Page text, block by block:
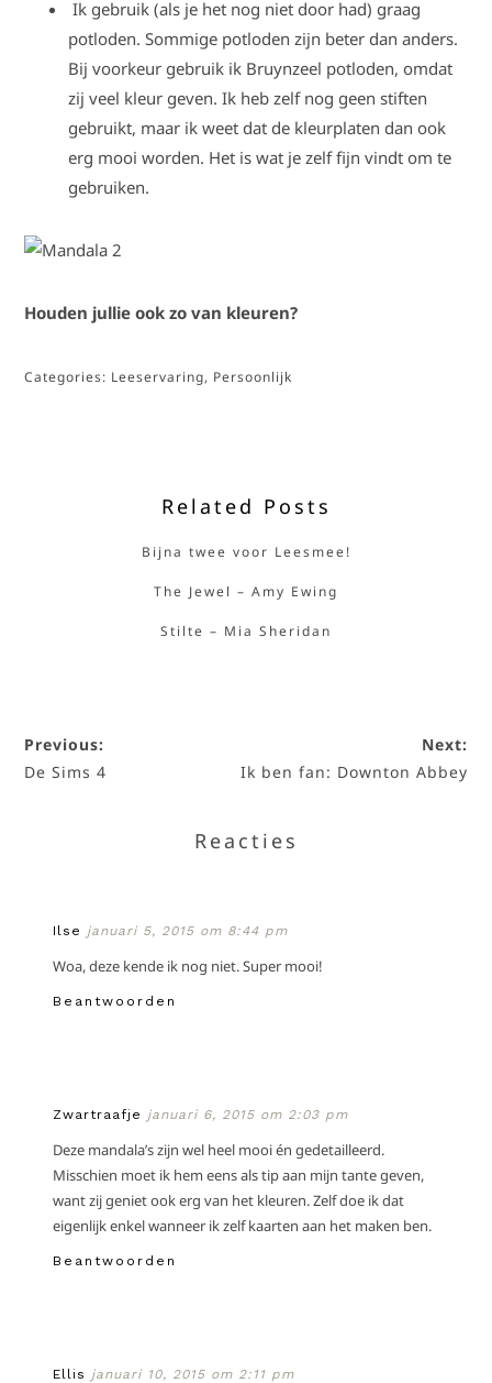
Ik gebruik (als je het nog niet door had) graag
potloden. Sommige potloden zijn beter dan anders.
Bij voorkeur gebruik ik Bruynzeel potloden, omdat
zij veel kleur geven. Ik heb zelf nog geen stiften
gebruikt, maar ik weet dat de kleurplaten dan ook
erg mooi worden. Het is wat je zelf fijn vindt om te
gebruiken.
Houden jullie ook zo van kleuren?
Categories: Leeservaring, Persoonlijk
Related Posts
Bijna twee voor Leesmee!
The Jewel – Amy Ewing
Stilte – Mia Sheridan
Previous:
De Sims 4
Next:
Ik ben fan: Downton Abbey
Reacties
Ilse januari 5, 2015 om 8:44 pm
Woa, deze kende ik nog niet. Super mooi!
Beantwoorden
Zwartraafje januari 6, 2015 om 2:03 pm
Deze mandala’s zijn wel heel mooi én gedetailleerd.
Misschien moet ik hem eens als tip aan mijn tante geven,
want zij geniet ook erg van het kleuren. Zelf doe ik dat
eigenlijk enkel wanneer ik zelf kaarten aan het maken ben.
Beantwoorden
Ellis januari 10, 2015 om 2:11 pm